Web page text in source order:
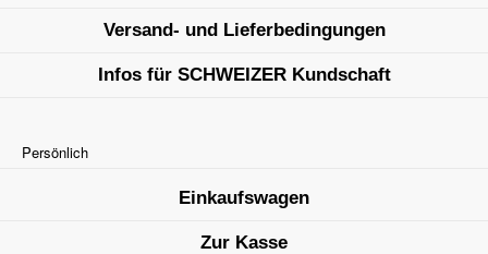
Versand- und Lieferbedingungen
Infos für SCHWEIZER Kundschaft
Persönlich
Einkaufswagen
Zur Kasse